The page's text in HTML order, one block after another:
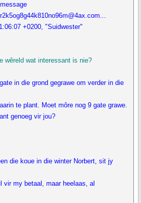
+0200, "Suidwester"
wêreld wat interessant is nie?
in die grond gegrawe om verder in die
te plant. Moet môre nog 9 gate grawe.
genoeg vir jou?
die koue in die winter Norbert, sit jy
vir my betaal, maar heelaas, al